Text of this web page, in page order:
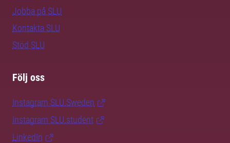
Jobba på SLU
Kontakta SLU
Stöd SLU
Följ oss
Instagram SLU.Sweden
Instagram SLU.student
LinkedIn